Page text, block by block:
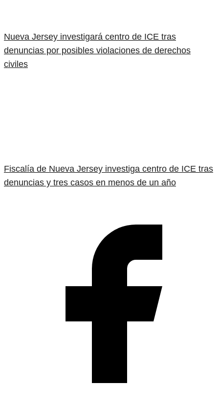
Nueva Jersey investigará centro de ICE tras
denuncias por posibles violaciones de derechos
civiles
Fiscalía de Nueva Jersey investiga centro de ICE tras
denuncias y tres casos en menos de un año